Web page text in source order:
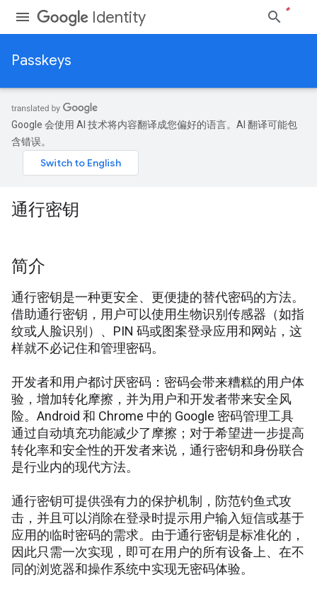
Identity
Passkeys
Google 会使用 AI 技术将内容翻译成您偏好的语言。AI 翻译可能包
含错误。
通行密钥
简介
通行密钥是一种更安全、更便捷的替代密码的方法。
借助通行密钥，用户可以使用生物识别传感器（如指
纹或人脸识别）、PIN 码或图案登录应用和网站，这
样就不必记住和管理密码。
开发者和用户都讨厌密码：密码会带来糟糕的用户体
验，增加转化摩擦，并为用户和开发者带来安全风
险。Android 和 Chrome 中的 Google 密码管理工具
通过自动填充功能减少了摩擦；对于希望进一步提高
转化率和安全性的开发者来说，通行密钥和身份联合
是行业内的现代方法。
通行密钥可提供强有力的保护机制，防范钓鱼式攻
击，并且可以消除在登录时提示用户输入短信或基于
应用的临时密码的需求。由于通行密钥是标准化的，
因此只需一次实现，即可在用户的所有设备上、在不
同的浏览器和操作系统中实现无密码体验。